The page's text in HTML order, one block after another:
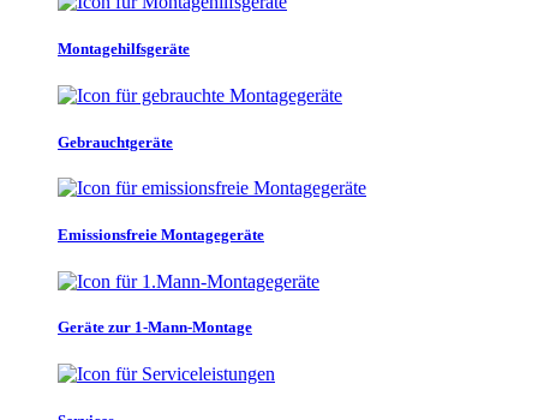
Montagehilfsgeräte
Gebrauchtgeräte
Emissionsfreie Montagegeräte
Geräte zur 1-Mann-Montage